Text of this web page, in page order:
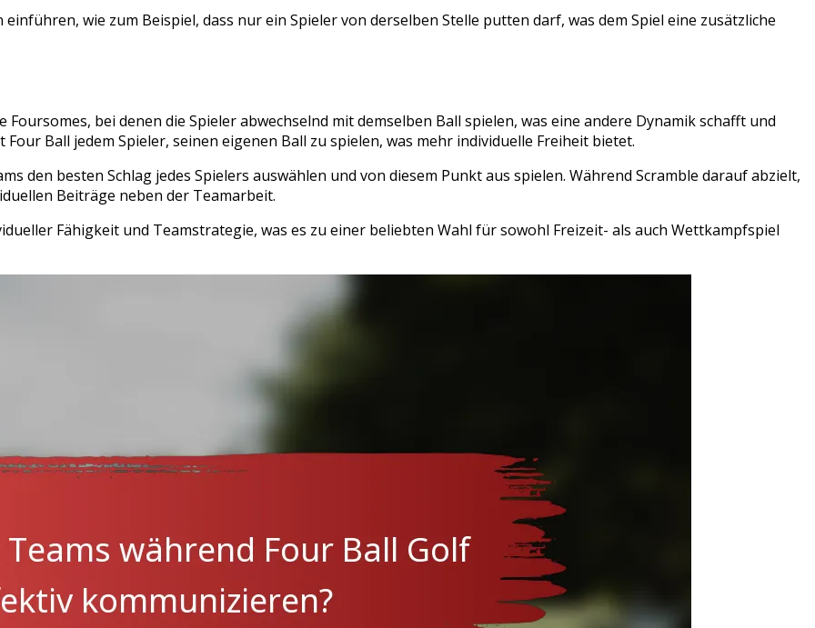
wie zum Beispiel, dass nur ein Spieler von derselben Stelle putten darf, was dem Spiel eine zusätzliche
bei denen die Spieler abwechselnd mit demselben Ball spielen, was eine andere Dynamik schafft und
Ball jedem Spieler, seinen eigenen Ball zu spielen, was mehr individuelle Freiheit bietet.
den besten Schlag jedes Spielers auswählen und von diesem Punkt aus spielen. Während Scramble darauf abzielt,
Beiträge neben der Teamarbeit.
Fähigkeit und Teamstrategie, was es zu einer beliebten Wahl für sowohl Freizeit- als auch Wettkampfspiel